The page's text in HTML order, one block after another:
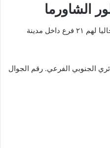
الشاورما
يتم إفتتاح فروع جديدة بإستمرار، حاليا لهم ٢١ فرع داخل مدينة
الدائري الجنوبي الفرعي. رقم الجوال